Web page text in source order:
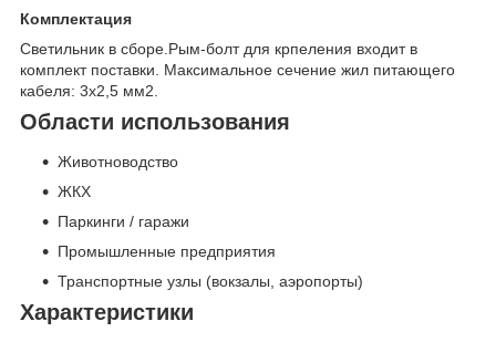
Комплектация
Светильник в сборе.Рым-болт для крпеления входит в
комплект поставки. Максимальное сечение жил питающего
кабеля: 3х2,5 мм2.
Области использования
Животноводство
ЖКХ
Паркинги / гаражи
Промышленные предприятия
Транспортные узлы (вокзалы, аэропорты)
Характеристики